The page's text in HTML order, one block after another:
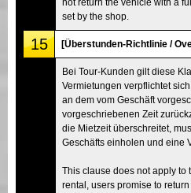
set by the shop.
15 [Überstunden-Richtlinie /
Bei Tour-Kunden gilt diese
Vermietungen verpflichtet
an dem vom Geschäft
vorgeschriebenen Zeit
die Mietzeit überschreitet,
Geschäfts einholen und eine
This clause does not apply to
rental, users promise to